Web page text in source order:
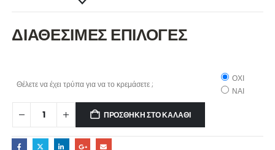
ΔΙΑΘΕΣΙΜΕΣ ΕΠΙΛΟΓΕΣ
Θέλετε να έχει τρύπα για να το κρεμάσετε ;
ΟΧΙ
ΝΑΙ
ΠΡΟΣΘΉΚΗ ΣΤΟ ΚΑΛΆΘΙ